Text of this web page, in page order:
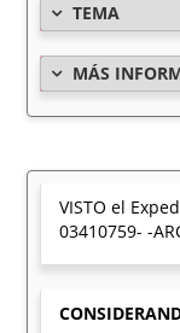
TEMA
MÁS
VISTO el
03410759- -